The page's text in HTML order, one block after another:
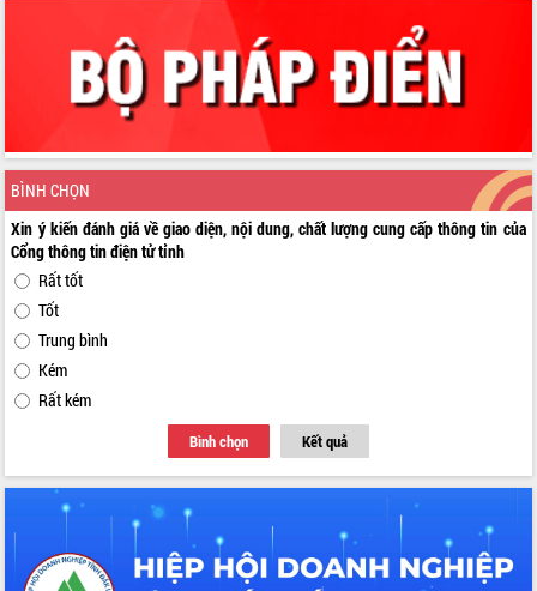
BÌNH CHỌN
Xin ý kiến đánh giá về giao diện, nội dung, chất lượng cung cấp thông tin của
Cổng thông tin điện tử tỉnh
Rất tốt
Tốt
Trung bình
Kém
Rất kém
Bình chọn Kết quả